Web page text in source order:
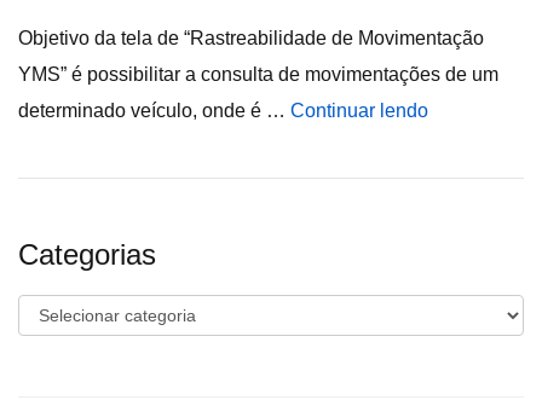
Objetivo da tela de “Rastreabilidade de Movimentação
YMS” é possibilitar a consulta de movimentações de um
determinado veículo, onde é … Continuar lendo
Categorias
Categorias